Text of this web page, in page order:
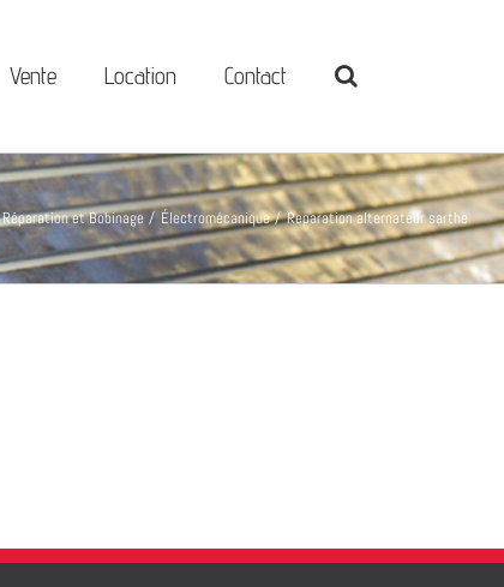
Vente Location Contact
Réparation et Bobinage Électromécanique Reparation alternateur sarthe